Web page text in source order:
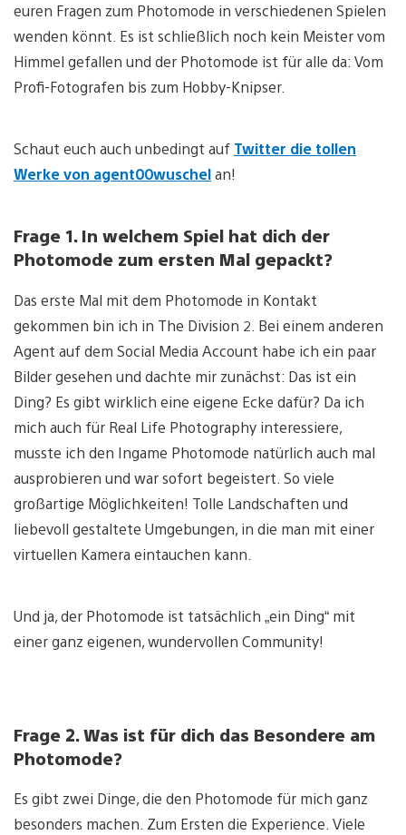
euren Fragen zum Photomode in verschiedenen Spielen
wenden könnt. Es ist schließlich noch kein Meister vom
Himmel gefallen und der Photomode ist für alle da: Vom
Profi-Fotografen bis zum Hobby-Knipser.
Schaut euch auch unbedingt auf Twitter die tollen
Werke von agent00wuschelan!
Frage 1. In welchem Spiel hat dich der
Photomode zum ersten Mal gepackt?
Das erste Mal mit dem Photomode in Kontakt
gekommen bin ich in The Division 2. Bei einem anderen
Agent auf dem Social Media Account habe ich ein paar
Bilder gesehen und dachte mir zunächst: Das ist ein
Ding? Es gibt wirklich eine eigene Ecke dafür? Da ich
mich auch für Real Life Photography interessiere,
musste ich den Ingame Photomode natürlich auch mal
ausprobieren und war sofort begeistert. So viele
großartige Möglichkeiten! Tolle Landschaften und
liebevoll gestaltete Umgebungen, in die man mit einer
virtuellen Kamera eintauchen kann.
Und ja, der Photomode ist tatsächlich „ein Ding“ mit
einer ganz eigenen, wundervollen Community!
Frage 2. Was ist für dich das Besondere am
Photomode?
Es gibt zwei Dinge, die den Photomode für mich ganz
besonders machen. Zum Ersten die Experience. Viele